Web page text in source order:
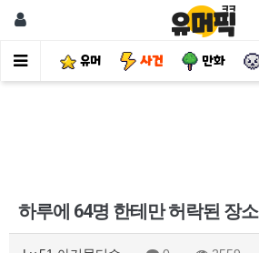
유머 사건 만화
하루에 64명 한테만 허락된 장소